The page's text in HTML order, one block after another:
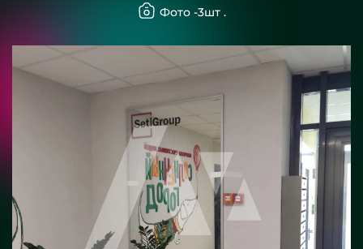
Фото -3шт .